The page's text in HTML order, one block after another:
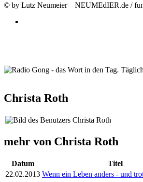
© by Lutz Neumeier – NEUMEdIER.de /
Christa Roth
mehr von Christa Roth
Datum
Titel
22.02.2013 Wenn ein Leben anders - und